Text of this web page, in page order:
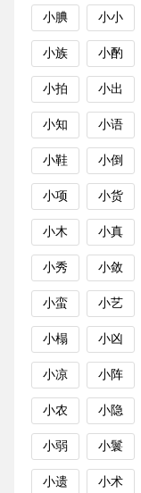
小腆 小小
小族 小酌
小拍 小出
小知 小语
小鞋 小倒
小项 小货
小木 小真
小秀 小敛
小蛮 小艺
小榻 小凶
小凉 小阵
小农 小隐
小弱 小鬟
小遗 小术